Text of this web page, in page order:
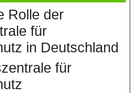
online
Rolle der
für
in Deutschland
für